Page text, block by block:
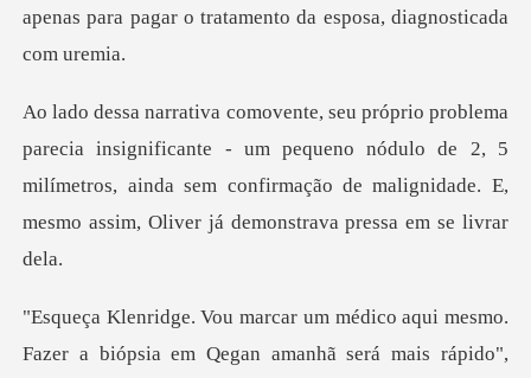
cante - um pequeno nódulo de 2, 5
milímetros, ainda sem confirmação de ma
Qegan amanhã será mais rápido",